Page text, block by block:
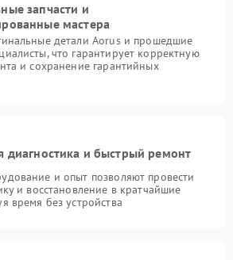
запчасти и
мастера
детали Aorus и прошедшие
что гарантирует корректную
и сохранение гарантийных
диагностика и быстрый ремонт
и опыт позволяют провести
и восстановление в кратчайшие
время без устройства